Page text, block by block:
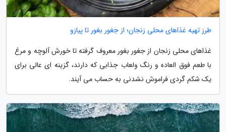
طرز تهیه غذاهای محلی زنجان؛ از جغور بغور تا پیازو
غذاهای محلی زنجان از جغور بغور معروف گرفته تا خورش آلوچه و مرغ
با طعم فوق العاده و رنگ ولعاب جذابی که دارند، گزینه ای عالی برای
یک شکم گردی فراموش نشدنی به حساب می آیند.